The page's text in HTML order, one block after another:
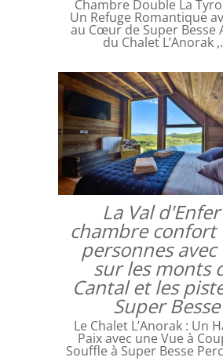
Chambre Double La
Un Refuge Romantique
au Cœur de Super Besse
du Chalet L’Anorak
La Val
chambre confort
personnes avec
sur les monts
Cantal et les
Super Besse
Le Chalet L’Anorak : Un
Paix avec une Vue à
Souffle à Super Besse